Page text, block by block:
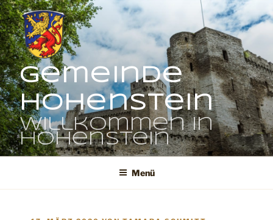
Zum
Inhalt
springen
Gemeinde
Hohenstein
Willkommen in
Hohenstein
Menü